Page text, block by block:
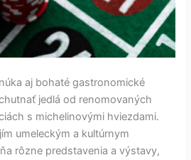
aj bohaté gastronomické
jedlá od renomovaných
s michelinovými hviezdami.
umeleckým a kultúrnym
rôzne predstavenia a výstavy,